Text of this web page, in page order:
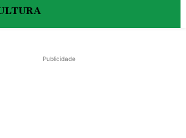
Publicidade